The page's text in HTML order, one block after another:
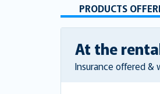
PRODUCTS
At the
Insurance offered &